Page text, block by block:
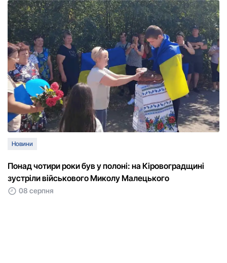
Новини
Понад чотири роки був у полоні: на Кіровоградщині
зустріли військового Микoлу Малецькoгo
08 серпня